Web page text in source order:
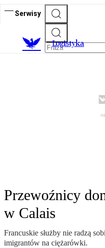
Serwisy
Logistyka
Przewoźnicy
w Calais
Francuskie służby nie radzą
imigrantów na ciężarówki.